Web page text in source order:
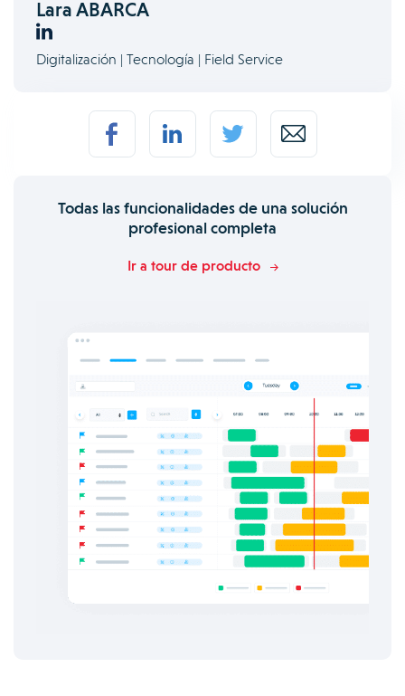
Lara ABARCA
Digitalización | Tecnología | Field Service
Todas las funcionalidades de una solución
profesional completa
Ir a tour de producto